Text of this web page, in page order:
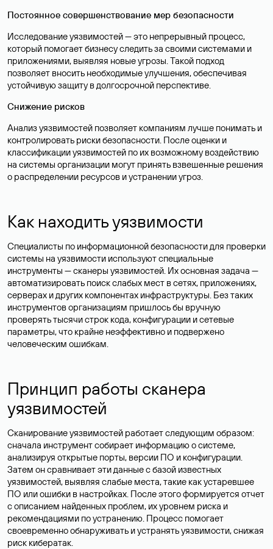
Постоянное совершенствование мер безопасности
Исследование уязвимостей — это непрерывный процесс,
который помогает бизнесу следить за своими системами и
приложениями, выявляя новые угрозы. Такой подход
позволяет вносить необходимые улучшения, обеспечивая
устойчивую защиту в долгосрочной перспективе.
Снижение рисков
Анализ уязвимостей позволяет компаниям лучше понимать и
контролировать риски безопасности. После оценки и
классификации уязвимостей по их возможному воздействию
на системы организации могут принять взвешенные решения
о распределении ресурсов и устранении угроз.
Как находить уязвимости
Специалисты по информационной безопасности для проверки
системы на уязвимости используют специальные
инструменты — сканеры уязвимостей. Их основная задача —
автоматизировать поиск слабых мест в сетях, приложениях,
серверах и других компонентах инфраструктуры. Без таких
инструментов организациям пришлось бы вручную
проверять тысячи строк кода, конфигурации и сетевые
параметры, что крайне неэффективно и подвержено
человеческим ошибкам.
Принцип работы сканера
уязвимостей
Сканирование уязвимостей работает следующим образом:
сначала инструмент собирает информацию о системе,
анализируя открытые порты, версии ПО и конфигурации.
Затем он сравнивает эти данные с базой известных
уязвимостей, выявляя слабые места, такие как устаревшее
ПО или ошибки в настройках. После этого формируется отчет
с описанием найденных проблем, их уровнем риска и
рекомендациями по устранению. Процесс помогает
своевременно обнаруживать и устранять уязвимости, снижая
риск кибератак.